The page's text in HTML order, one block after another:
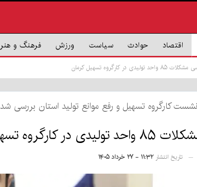
اقتصاد حوادث سیاست ورزش فرهنگ و هنر
۸۵ واحد تولیدی در کارگروه تسهیل کرمان
کارگروه تسهیل و رفع موانع تولید استان بررسی
کارگروه تسهیل کرمان
تاریخ انتشار ۱۱:۳۲ - ۲۷ خرداد ۱۴۰۵